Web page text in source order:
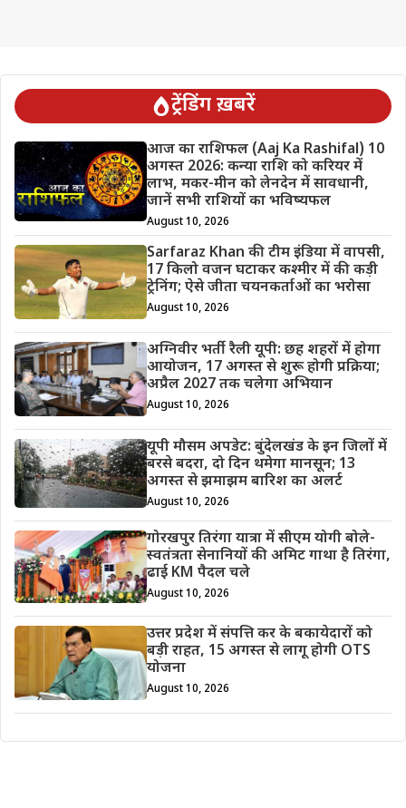
ट्रेंडिंग ख़बरें
आज का राशिफल (Aaj Ka Rashifal) 10
अगस्त 2026: कन्या राशि को करियर में
लाभ, मकर-मीन को लेनदेन में सावधानी,
जानें सभी राशियों का भविष्यफल
August 10, 2026
Sarfaraz Khan की टीम इंडिया में वापसी,
17 किलो वजन घटाकर कश्मीर में की कड़ी
ट्रेनिंग; ऐसे जीता चयनकर्ताओं का भरोसा
August 10, 2026
अग्निवीर भर्ती रैली यूपी: छह शहरों में होगा
आयोजन, 17 अगस्त से शुरू होगी प्रक्रिया;
अप्रैल 2027 तक चलेगा अभियान
August 10, 2026
यूपी मौसम अपडेट: बुंदेलखंड के इन जिलों में
बरसे बदरा, दो दिन थमेगा मानसून; 13
अगस्त से झमाझम बारिश का अलर्ट
August 10, 2026
गोरखपुर तिरंगा यात्रा में सीएम योगी बोले-
स्वतंत्रता सेनानियों की अमिट गाथा है तिरंगा,
ढाई KM पैदल चले
August 10, 2026
उत्तर प्रदेश में संपत्ति कर के बकायेदारों को
बड़ी राहत, 15 अगस्त से लागू होगी OTS
योजना
August 10, 2026